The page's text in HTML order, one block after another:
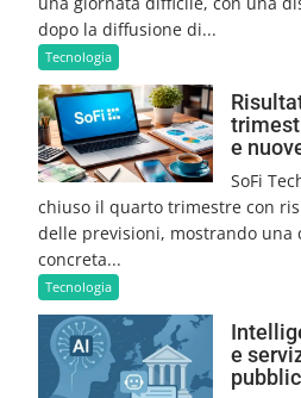
dopo la diffusione di...
Tecnologia
e
SoFi
chiuso il quarto trimestre con
delle previsioni, mostrando una
concreta...
Tecnologia
e